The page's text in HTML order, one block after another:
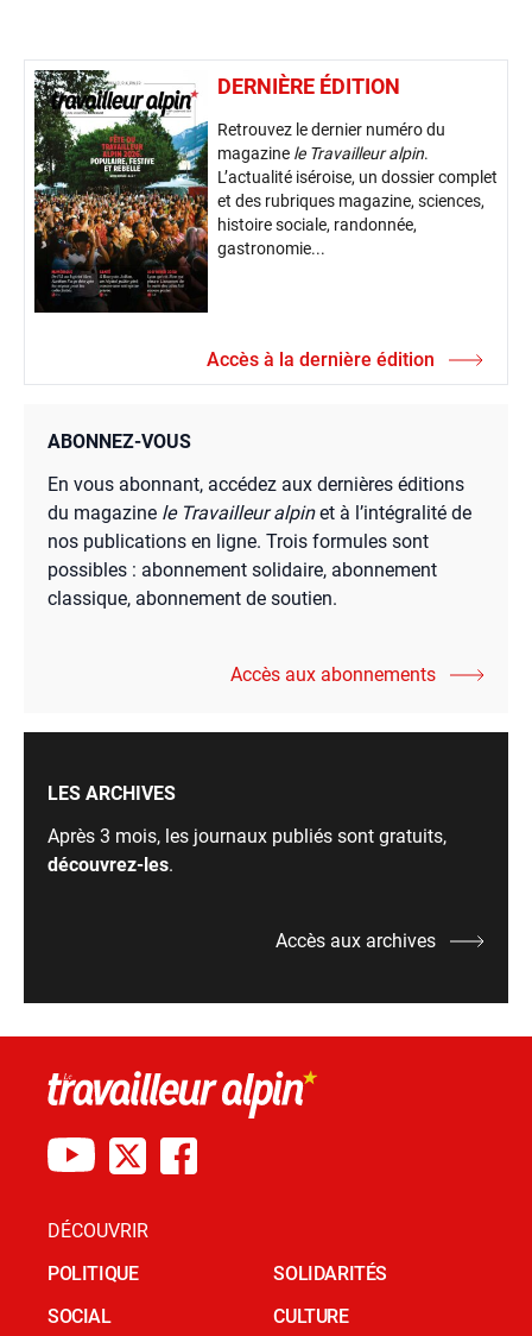
DERNIÈRE ÉDITION
Retrouvez le dernier numéro du
magazine le Travailleur alpin.
L’actualité iséroise, un dossier complet
et des rubriques magazine, sciences,
histoire sociale, randonnée,
gastronomie...
Accès à la dernière édition
ABONNEZ-VOUS
En vous abonnant, accédez aux dernières éditions
du magazine le Travailleur alpinet à l’intégralité de
nos publications en ligne. Trois formules sont
possibles : abonnement solidaire, abonnement
classique, abonnement de soutien.
Accès aux abonnements
LES ARCHIVES
Après 3 mois, les journaux publiés sont gratuits,
découvrez-les.
Accès aux archives
DÉCOUVRIR
POLITIQUE
SOCIAL
SOLIDARITÉS
CULTURE